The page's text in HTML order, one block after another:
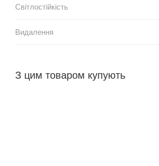
Світлостійкість
Видалення
З цим товаром купують